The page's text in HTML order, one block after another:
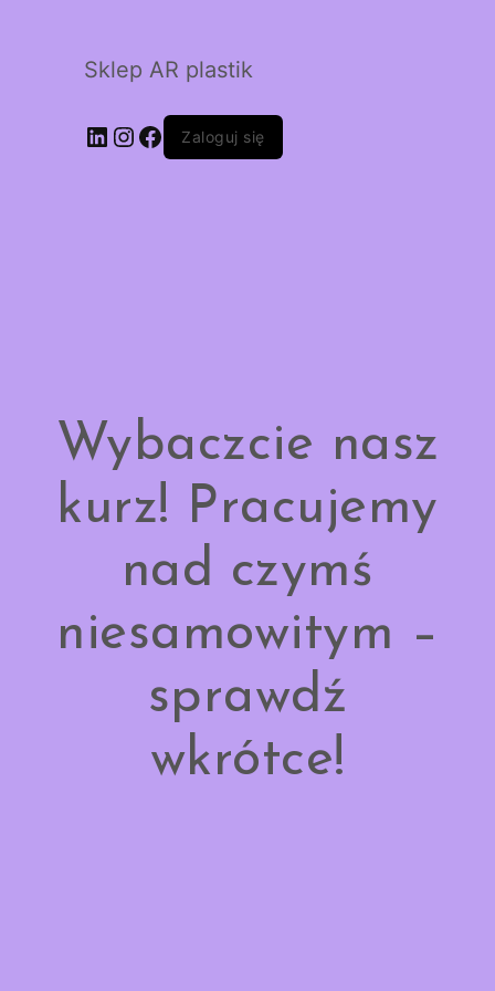
Sklep AR plastik
LinkedIn
Instagram
Facebook
Zaloguj się
Wybaczcie nasz
kurz! Pracujemy
nad czymś
niesamowitym –
sprawdź
wkrótce!